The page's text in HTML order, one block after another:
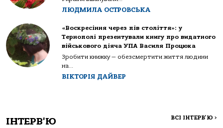
ЛЮДМИЛА ОСТРОВСЬКА
«Воскресіння через пів століття»: у
Тернополі презентували книгу про видатного
військового діяча УПА Василя Процюка
Зробити книжку — обезсмертити життя людини
на...
ВІКТОРІЯ ДАЙВЕР
ІНТЕРВ'Ю ВСІ ІНТЕРВ'Ю >